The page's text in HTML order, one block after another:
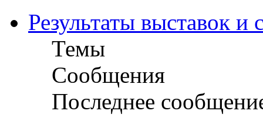
Результаты выставок и
Темы
Сообщения
Последнее